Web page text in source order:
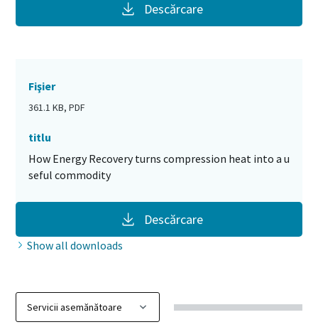
Descărcare
Fişier
361.1 KB, PDF
titlu
How Energy Recovery turns compression heat into a u
seful commodity
Descărcare
Show all downloads